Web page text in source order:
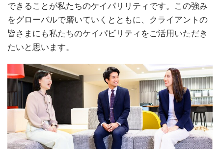
できることが私たちのケイパリリティです。この強み
をグローバルで磨いていくとともに、クライアントの
皆さまにも私たちのケイパビリティをご活用いただき
たいと思います。